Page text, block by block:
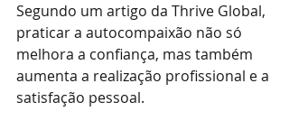
Segundo um artigo da Thrive Global,
praticar a autocompaixão não só
melhora a confiança, mas também
aumenta a realização profissional e a
satisfação pessoal.